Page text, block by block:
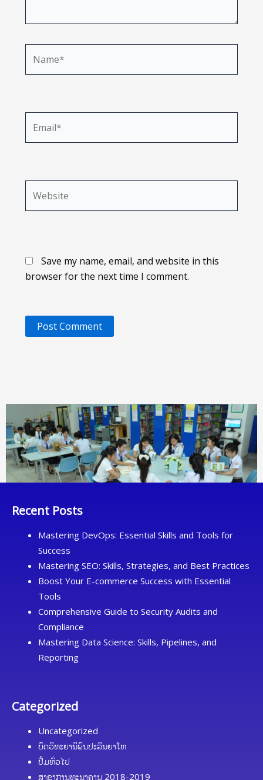
Save my name, email, and website in this
browser for the next time I comment.
Recent Posts
Mastering DevOps: Essential Skills and Tools for
Success
Mastering SEO: Skills, Strategies, and Best Practices
Boost Your E-commerce Success with Essential
Tools
Comprehensive Guide to Security Audits and
Compliance
Mastering Data Science: Skills, Pipelines, and
Reporting
Categorized
Uncategorized
ບົດວິທະຍານິພົນປະລິນຍາໂທ
ປື້ມທົ່ວໄປ
ສາຂາການທະນາຄານ 2018-2019